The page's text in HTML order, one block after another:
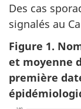
Des cas
signalés au
Figure 1.
et moyenne
première